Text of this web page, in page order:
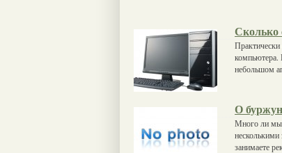
Сколько
Практически
компьютера.
небольшом
О
Много ли мы
занимаете